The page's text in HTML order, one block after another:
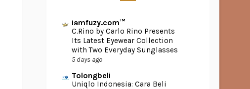
iamfuzy.com™
C.Rino by Carlo Rino Presents
Its Latest Eyewear Collection
with Two Everyday Sunglasses
5 days ago
Tolongbeli
Uniqlo Indonesia: Cara Beli